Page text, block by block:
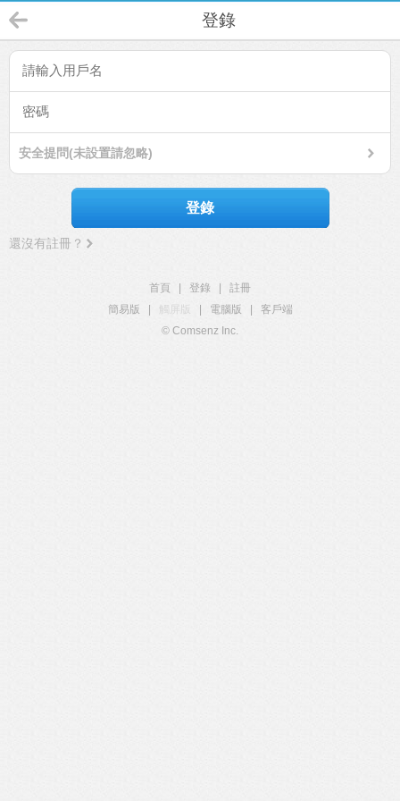
登錄
安全提問(未設置請忽略)
登錄
還沒有註冊？
首頁 登錄
註冊
簡易版
觸屏版 電腦版
客戶端
© Comsenz Inc.